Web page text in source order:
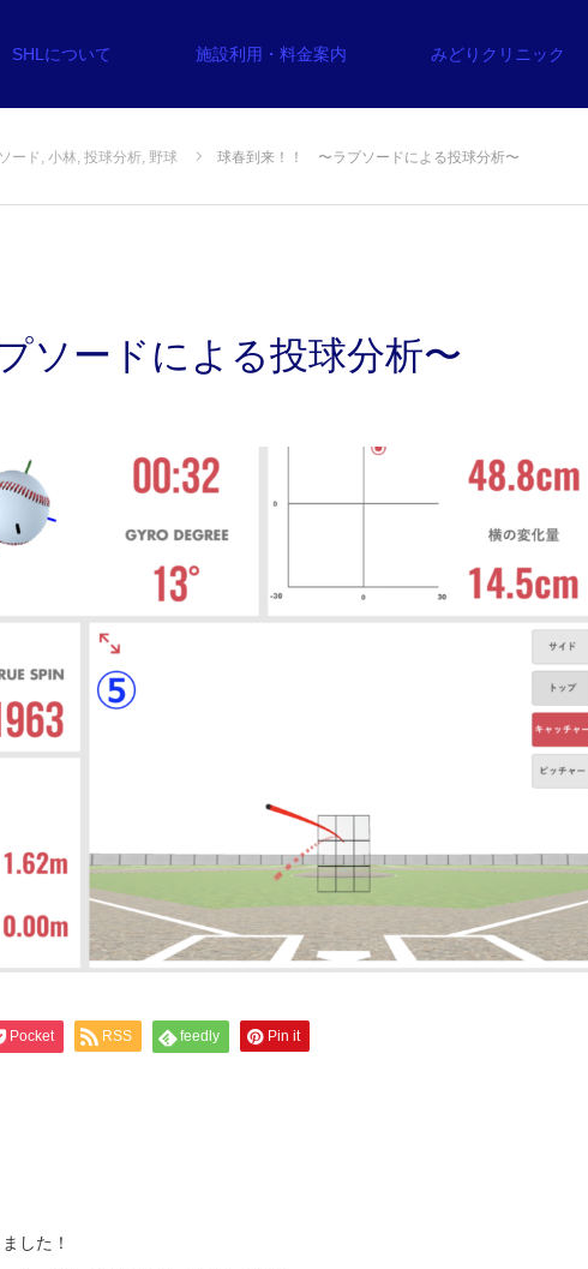
SHLについて 施設利用・料金案内 みどりクリニック
ード , 小林, 投球分析, 野球 球春到来！！ 〜ラプソードによる投球分析〜
ソードによる投球分析〜
Pocket RSS feedly Pin it
した！